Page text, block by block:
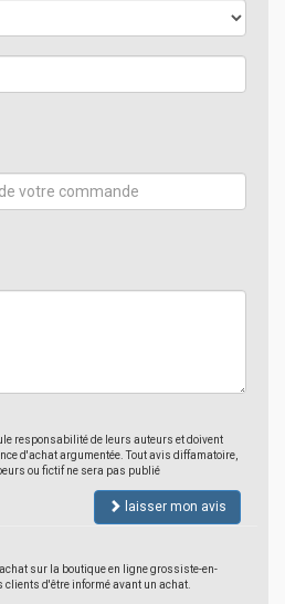
responsabilité de leurs auteurs et doivent
d'achat argumentée. Tout avis diffamatoire,
ou fictif ne sera pas publié
laisser mon avis
sur la boutique en ligne grossiste-en-
clients d'être informé avant un achat.